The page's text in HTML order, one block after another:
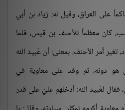
على العراق، وقيل له: زياد بن أبي
كان معظماً للأحنف بن قيس، فلما
تغير أمر الأحنف، بمعنى: أن عُبيد الله
هو دونه، ثم وفد على معاوية في
فقال لعُبيد الله: أدخلهم عليّ على قدر